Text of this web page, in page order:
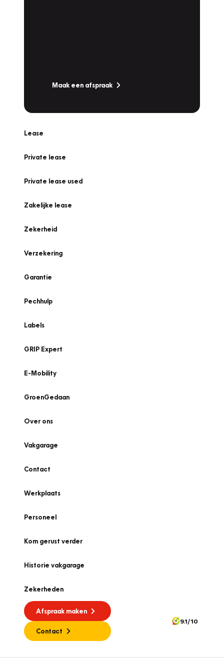
Maak een afspraak
Lease
Private lease
Private lease used
Zakelijke lease
Zekerheid
Verzekering
Garantie
Pechhulp
Labels
GRIP Expert
E-Mobility
GroenGedaan
Over ons
Vakgarage
Contact
Werkplaats
Personeel
Kom gerust verder
Historie vakgarage
Zekerheden
Afspraak maken
Contact
9.1/10